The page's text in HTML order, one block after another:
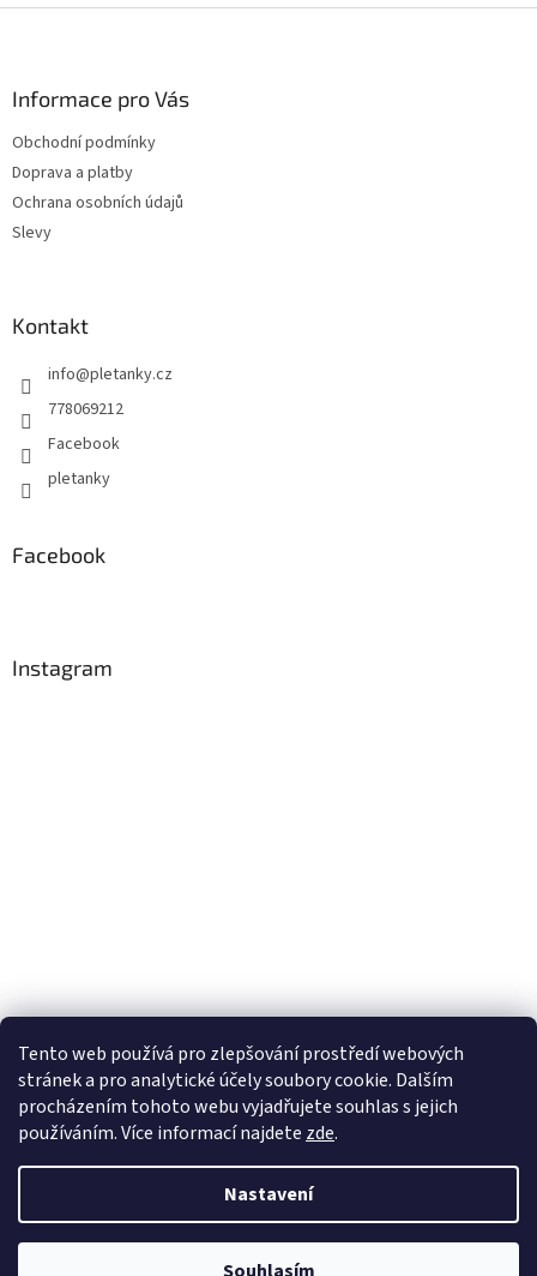
Tento web používá pro zlepšování prostředí webových
stránek a pro analytické účelysoubory cookie. Dalším
procházením tohoto webu vyjadřujete souhlas s jejich
používáním. Více informacínajdete zde.
Nastavení
l
Informace pro Vás
Obchodní podmínky
Doprava a platby
Ochrana osobních údajů
Slevy
Kontakt
info@pletanky.cz
778069212
Facebook
pletanky
Facebook
Instagram
Sledovat na Instagramu
Copyright 2026Pletanky. Všechna práva vyhrazena.